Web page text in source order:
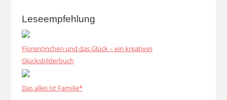
Leseempfehlung
Florentinchen und das Glück – ein kreatives
Glücksbilderbuch
Das alles ist Familie*